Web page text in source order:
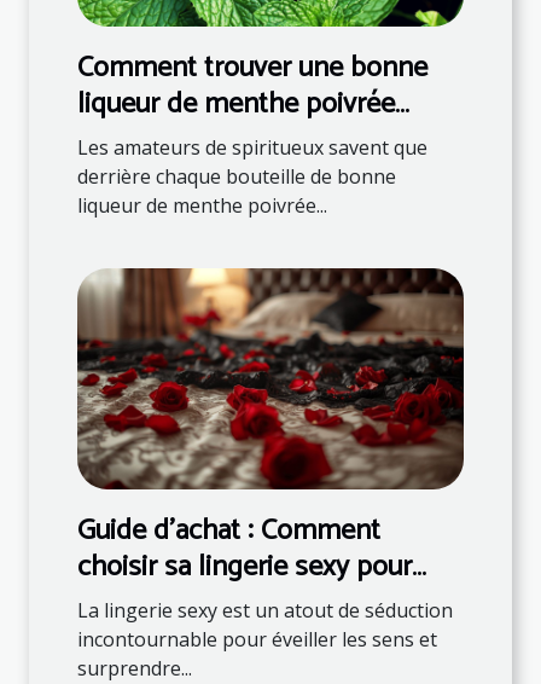
Comment trouver une bonne
liqueur de menthe poivrée
française ?
Les amateurs de spiritueux savent que
derrière chaque bouteille de bonne
liqueur de menthe poivrée...
Guide d'achat : Comment
choisir sa lingerie sexy pour
surprendre son partenaire
La lingerie sexy est un atout de séduction
incontournable pour éveiller les sens et
surprendre...